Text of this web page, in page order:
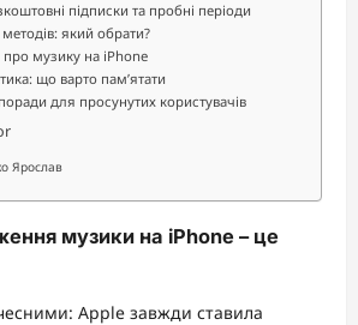
підписки та пробні періоди
який обрати?
про музику на iPhone
що варто пам’ятати
для просунутих користувачів
Ярослав
музики на iPhone – це
Apple завжди ставила